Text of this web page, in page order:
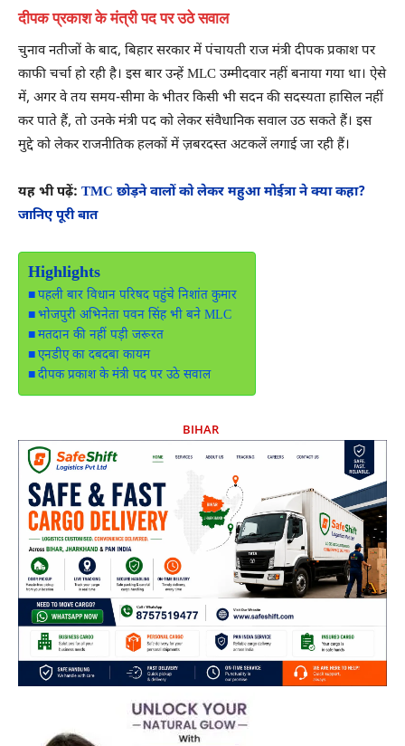
दीपक प्रकाश के मंत्री पद पर उठे सवाल
चुनाव नतीजों के बाद, बिहार सरकार में पंचायती राज मंत्री दीपक प्रकाश पर
काफी चर्चा हो रही है। इस बार उन्हें MLC उम्मीदवार नहीं बनाया गया था। ऐसे
में, अगर वे तय समय-सीमा के भीतर किसी भी सदन की सदस्यता हासिल नहीं
कर पाते हैं, तो उनके मंत्री पद को लेकर संवैधानिक सवाल उठ सकते हैं। इस
मुद्दे को लेकर राजनीतिक हलकों में ज़बरदस्त अटकलें लगाई जा रही हैं।
यह भी पढ़ें: TMC छोड़ने वालों को लेकर महुआ मोईत्रा ने क्या कहा?
जानिए पूरी बात
Highlights
पहली बार विधान परिषद पहुंचे निशांत कुमार
भोजपुरी अभिनेता पवन सिंह भी बने MLC
मतदान की नहीं पड़ी जरूरत
एनडीए का दबदबा कायम
दीपक प्रकाश के मंत्री पद पर उठे सवाल
BIHAR